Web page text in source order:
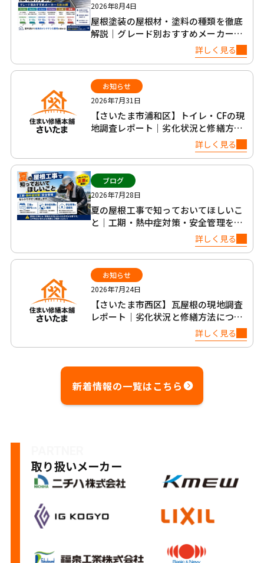
2026年8月4日
屋根塗装の屋根材・塗料の種類を徹底
解説｜グレード別おすすめメーカー6
詳しく見る
お知らせ
2026年7月31日
【さいたま市浦和区】トイレ・CFの現
地調査レポート｜劣化状況と修繕方法
詳しく見る
ブログ
2026年7月28日
夏の屋根工事で知っておいてほしいこ
と｜工期・熱中症対策・安全管理を正
詳しく見る
お知らせ
2026年7月24日
【さいたま市西区】瓦屋根の現地調査
レポート｜劣化状況と修繕方法につい
詳しく見る
新着情報の一覧はこちら
取り扱いメーカー